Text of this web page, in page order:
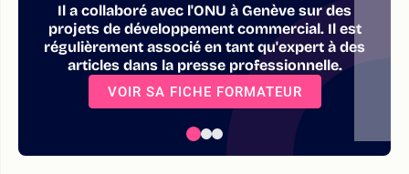
Il a collaboré avec l'ONU à Genève sur des
projets de développement commercial. Il est
régulièrement associé en tant qu'expert à des
articles dans la presse professionnelle.
VOIR SA FICHE FORMATEUR